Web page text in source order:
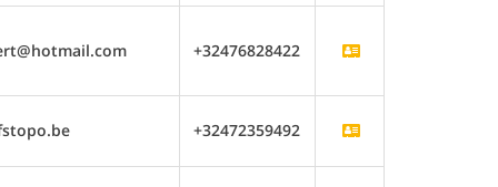
+32476828422
+32472359492